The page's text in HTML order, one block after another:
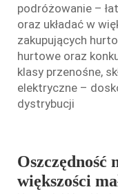
podróżowanie –
oraz układać w
zakupujących
hurtowe oraz
klasy przenośne,
elektryczne –
dystrybucji
Oszczędność
większości